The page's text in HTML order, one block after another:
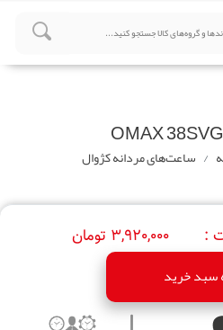
ساعت‌های مردانه کژوال
: 3,920,000 تومان
سبد خرید